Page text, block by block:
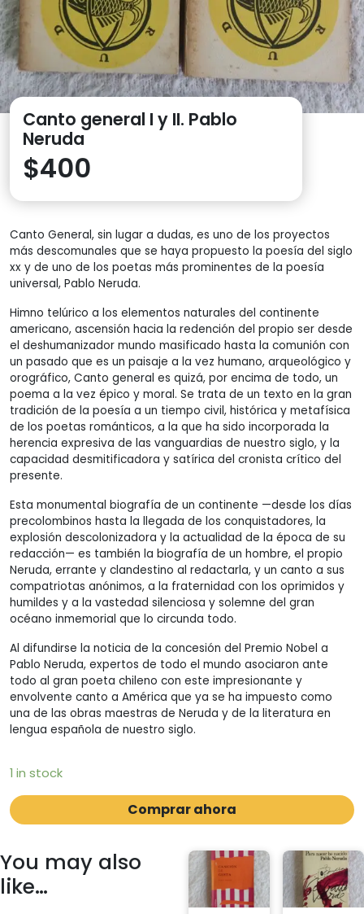
Canto general I y II. Pablo
Neruda
$400
Canto General, sin lugar a dudas, es uno de los proyectos
más descomunales que se haya propuesto la poesía del siglo
xx y de uno de los poetas más prominentes de la poesía
universal, Pablo Neruda.
Himno telúrico a los elementos naturales del continente
americano, ascensión hacia la redención del propio ser desde
el deshumanizador mundo masificado hasta la comunión con
un pasado que es un paisaje a la vez humano, arqueológico y
orográfico, Canto general es quizá, por encima de todo, un
poema a la vez épico y moral. Se trata de un texto en la gran
tradición de la poesía a un tiempo civil, histórica y metafísica
de los poetas románticos, a la que ha sido incorporada la
herencia expresiva de las vanguardias de nuestro siglo, y la
capacidad desmitificadora y satírica del cronista crítico del
presente.
Esta monumental biografía de un continente —desde los días
precolombinos hasta la llegada de los conquistadores, la
explosión descolonizadora y la actualidad de la época de su
redacción— es también la biografía de un hombre, el propio
Neruda, errante y clandestino al redactarla, y un canto a sus
compatriotas anónimos, a la fraternidad con los oprimidos y
humildes y a la vastedad silenciosa y solemne del gran
océano inmemorial que lo circunda todo.
Al difundirse la noticia de la concesión del Premio Nobel a
Pablo Neruda, expertos de todo el mundo asociaron ante
todo al gran poeta chileno con este impresionante y
envolvente canto a América que ya se ha impuesto como
una de las obras maestras de Neruda y de la literatura en
lengua española de nuestro siglo.
1 in stock
Comprar ahora
You may also
like…